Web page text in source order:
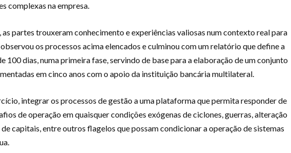
complexas na empresa.
partes trouxeram conhecimento e experiências valiosas num contexto real para
os processos acima elencados e culminou com um relatório que define a
100 dias, numa primeira fase, servindo de base para a elaboração de um conjunto
em cinco anos com o apoio da instituição bancária multilateral.
integrar os processos de gestão a uma plataforma que permita responder de
de operação em quaisquer condições exógenas de ciclones, guerras, alteração
capitais, entre outros flagelos que possam condicionar a operação de sistemas